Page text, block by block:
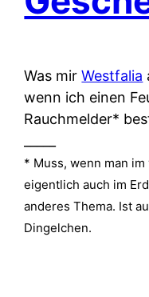
Was mirWestfalia
wenn ich einen
Rauchmelder*
* Muss, wenn man
eigentlich auch im
anderes Thema. Ist
Dingelchen.